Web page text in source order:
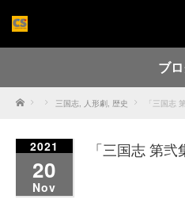
ブ
Home 三国志, 人形劇, 歴史 「三国志
2021
20
Nov
「三国志 第